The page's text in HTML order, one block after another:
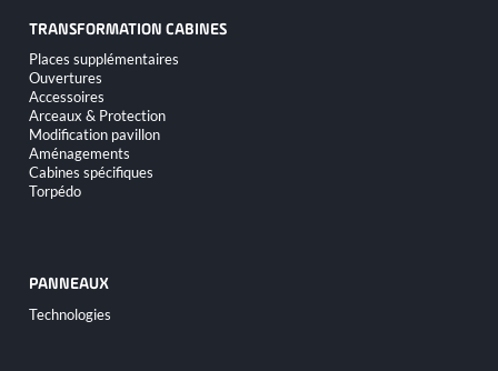
TRANSFORMATION CABINES
Aller
au
contenu
Places supplémentaires
Ouvertures
Accessoires
Arceaux & Protection
Modification pavillon
Aménagements
Cabines spécifiques
Torpédo
PANNEAUX
Aller
au
Technologies